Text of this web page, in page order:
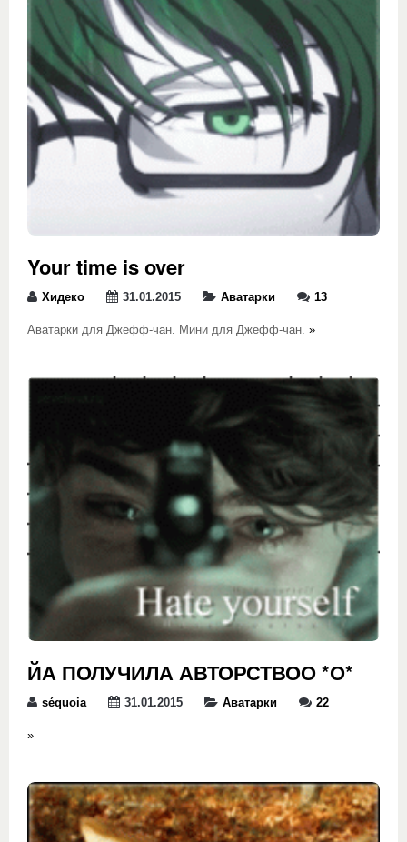
Your time is over
Хидеко 31.01.2015 Аватарки 13
Аватарки для Джефф-чан. Мини для Джефф-чан. »
ЙА ПОЛУЧИЛА АВТОРСТВОО *О*
séquoia 31.01.2015 Аватарки 22
»